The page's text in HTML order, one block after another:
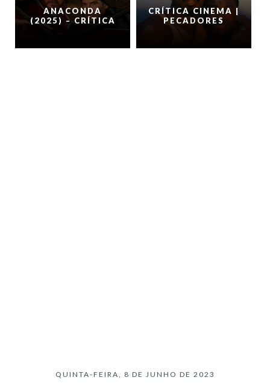
ANACONDA
(2025) – CRÍTICA
CRÍTICA CINEMA |
PECADORES
QUINTA-FEIRA, 8 DE JUNHO DE 2023